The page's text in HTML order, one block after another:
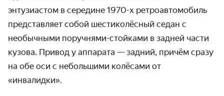
энтузиастом в середине 1970-х ретроавтомобиль
представляет собой шестиколёсный седан с
необычными поручнями-стойками в задней части
кузова. Привод у аппарата — задний, причём сразу
на обе оси с небольшими колёсами от
«инвалидки».